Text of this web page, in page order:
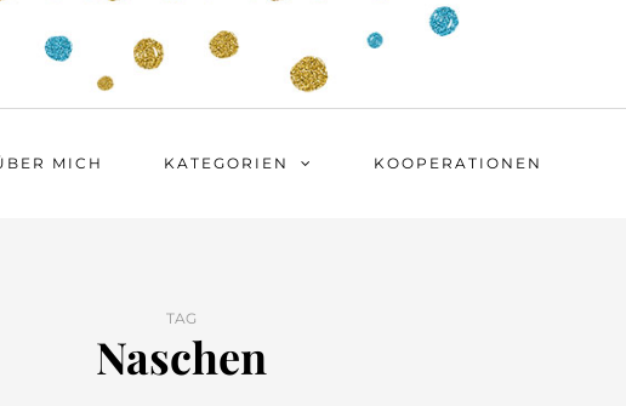
MICH KATEGORIEN KOOPERATIONEN
TAG
Naschen